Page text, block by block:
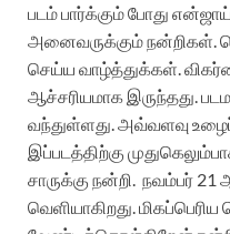
படம் பார்க்கும் போது
அனைவருக்கும் நன்றிகள்.
செய்ய வாழ்த்துக்கள்.
ஆச்சரியமாக இருந்தது.
வந்துள்ளது. அவ்வளவு
இப்படத்திற்கு
சாருக்கு நன்றி. நவம்பர்
வெளியாகிறது.